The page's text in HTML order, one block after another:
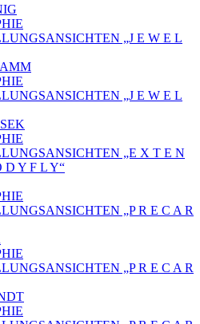
„J E W E L
„J E W E L
„E X T E N
D Y F L Y“
„P R E C A R
„P R E C A R